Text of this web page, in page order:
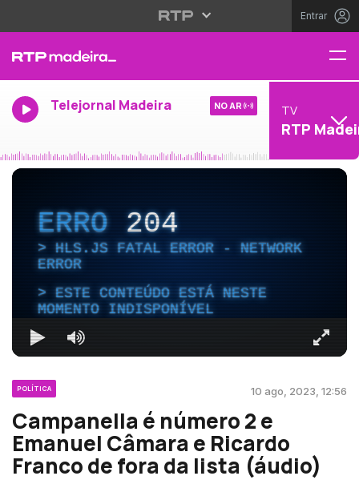
Entrar
Telejornal Madeira NO AR TV
RTP
ERRO204
HLS.JS FATAL ERROR - NETWORK
ERROR
ESTE CONTEÚDO ESTÁ NESTE
MOMENTO INDISPONÍVEL
POLÍTICA 10 ago, 2023, 12:56
Campanella é número 2 e
Emanuel Câmara e Ricardo
Franco de fora da lista (áudio)